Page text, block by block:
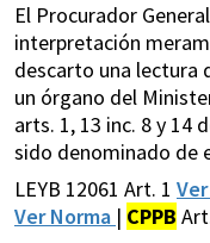
El Procurador
interpretación
descarto una lectura
un órgano del
arts. 1, 13 inc. 8 y 14
sido denominado de
LEYB 12061 Art. 1
Ver Norma | CPPB